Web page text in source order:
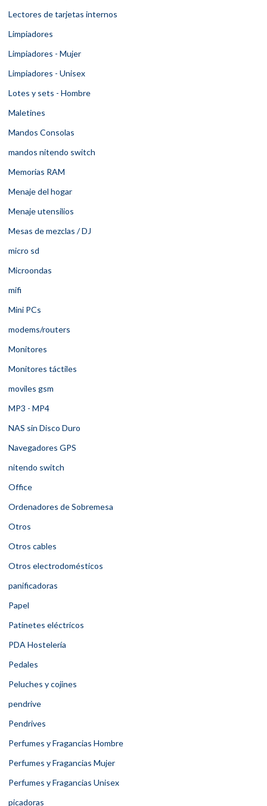
Lectores de tarjetas internos
Limpiadores
Limpiadores - Mujer
Limpiadores - Unisex
Lotes y sets - Hombre
Maletines
Mandos Consolas
mandos nitendo switch
Memorias RAM
Menaje del hogar
Menaje utensilios
Mesas de mezclas / DJ
micro sd
Microondas
mifi
Mini PCs
modems/routers
Monitores
Monitores táctiles
moviles gsm
MP3 - MP4
NAS sin Disco Duro
Navegadores GPS
nitendo switch
Office
Ordenadores de Sobremesa
Otros
Otros cables
Otros electrodomésticos
panificadoras
Papel
Patinetes eléctricos
PDA Hostelería
Pedales
Peluches y cojines
pendrive
Pendrives
Perfumes y Fragancias Hombre
Perfumes y Fragancias Mujer
Perfumes y Fragancias Unisex
picadoras